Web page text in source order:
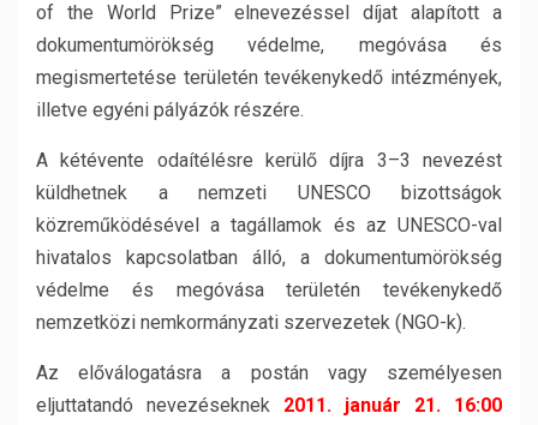
of the World Prize” elnevezéssel díjat alapított a
dokumentumörökség védelme, megóvása és
megismertetése területén tevékenykedő intézmények,
illetve egyéni pályázók részére.
A kétévente odaítélésre kerülő díjra 3–3 nevezést
küldhetnek a nemzeti UNESCO bizottságok
közreműködésével a tagállamok és az UNESCO-val
hivatalos kapcsolatban álló, a dokumentumörökség
védelme és megóvása területén tevékenykedő
nemzetközi nemkormányzati szervezetek (NGO-k).
Az előválogatásra a postán vagy személyesen
eljuttatandó nevezéseknek 2011. január 21. 16:00